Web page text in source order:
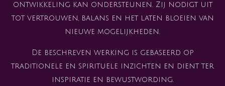
ontwikkeling kan ondersteunen. Zij nodigt uit
tot vertrouwen, balans en het laten bloeien van
nieuwe mogelijkheden.
De beschreven werking is gebaseerd op
traditionele en spirituele inzichten en dient ter
inspiratie en bewustwording.